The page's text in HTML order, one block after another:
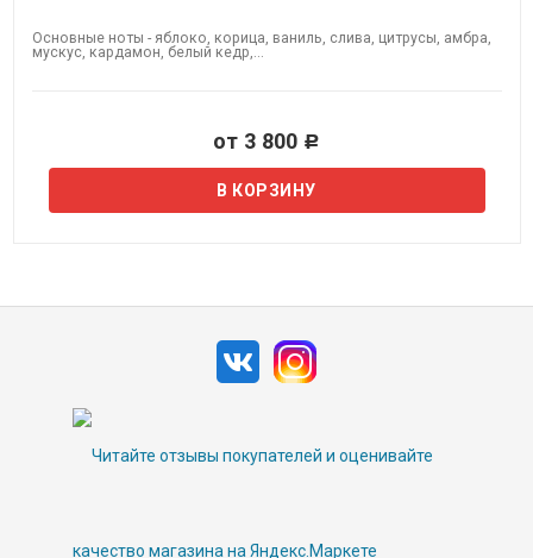
Основные ноты - яблоко, корица, ваниль, слива, цитрусы, амбра,
мускус, кардамон, белый кедр,...
от 3 800 Р